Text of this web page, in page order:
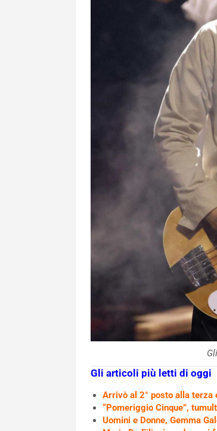
Gli articoli più letti di oggi
Arrivò al 2° posto alla terza
“Pomeriggio Cinque”,
Uomini e Donne, Gemma